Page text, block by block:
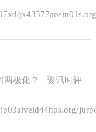
两极化？ - 资讯时评